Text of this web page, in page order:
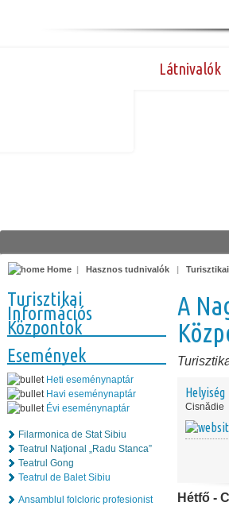
Látnivalók
Home | Hasznos tudnivalók |
Turisztikai
Információs
Központok
Események
Heti eseménynaptár
Havi eseménynaptár
Évi eseménynaptár
Filarmonica de Stat Sibiu
Teatrul Naţional „Radu Stanca”
Teatrul Gong
Teatrul de Balet Sibiu
Ansamblul folcloric profesionist
A
Helyiség
Cisnădie
Hétfő -